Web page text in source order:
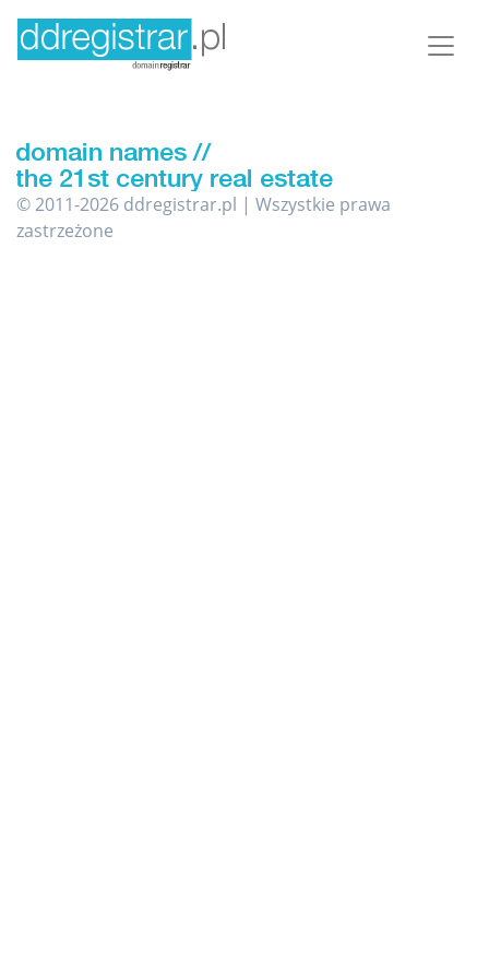
© 2011-2026 ddregistrar.pl | Wszystkie prawa
zastrzeżone